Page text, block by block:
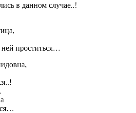
в данном случае..!
проститься…